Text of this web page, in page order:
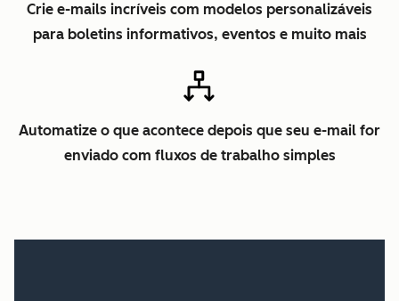
Crie e-mails incríveis com modelos personalizáveis
para boletins informativos, eventos e muito mais
Automatize o que acontece depois que seu e-mail for
enviado com fluxos de trabalho simples